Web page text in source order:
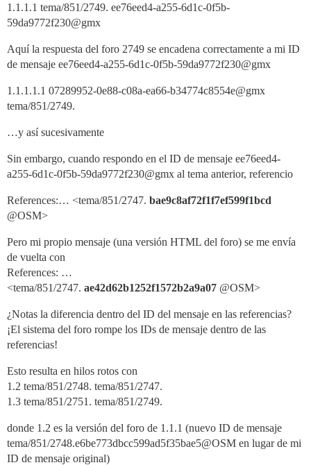
1.1.1.1 tema/851/2749. ee76eed4-a255-6d1c-0f5b-
59da9772f230@gmx
Aquí la respuesta del foro 2749 se encadena correctamente a mi ID
de mensaje ee76eed4-a255-6d1c-0f5b-59da9772f230@gmx
1.1.1.1.1 07289952-0e88-c08a-ea66-b34774c8554e@gmx
tema/851/2749.
…y así sucesivamente
Sin embargo, cuando respondo en el ID de mensaje ee76eed4-
a255-6d1c-0f5b-59da9772f230@gmx al tema anterior, referencio
References:… <tema/851/2747. bae9c8af72f1f7ef599f1bcd
@OSM>
Pero mi propio mensaje (una versión HTML del foro) se me envía
de vuelta con
References: …
<tema/851/2747. ae42d62b1252f1572b2a9a07 @OSM>
¿Notas la diferencia dentro del ID del mensaje en las referencias?
¡El sistema del foro rompe los IDs de mensaje dentro de las
referencias!
Esto resulta en hilos rotos con
1.2 tema/851/2748. tema/851/2747.
1.3 tema/851/2751. tema/851/2749.
donde 1.2 es la versión del foro de 1.1.1 (nuevo ID de mensaje
tema/851/2748.e6be773dbcc599ad5f35bae5@OSM en lugar de mi
ID de mensaje original)